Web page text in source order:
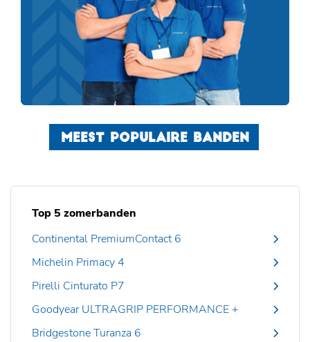
MEEST POPULAIRE BANDEN
Top 5 zomerbanden
Continental PremiumContact 6
Michelin Primacy 4
Pirelli Cinturato P7
Goodyear ULTRAGRIP PERFORMANCE +
Bridgestone Turanza 6